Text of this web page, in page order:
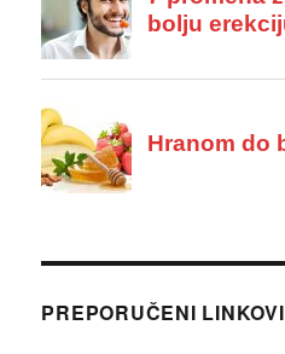
PREPORUČENI LINKOVI